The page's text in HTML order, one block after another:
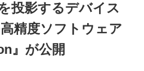
投影するデバイス
精度ソフトウェア
』が公開